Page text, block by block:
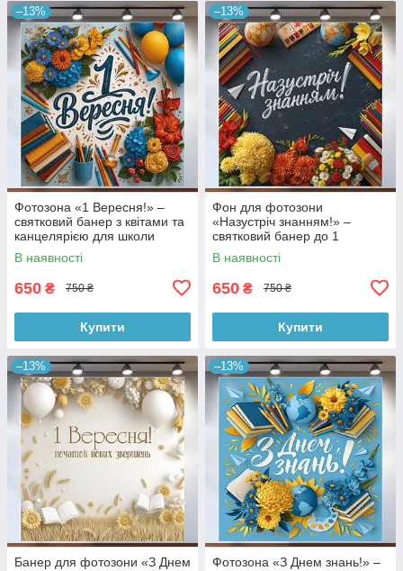
–13%
Фотозона «1 Вересня!» –
святковий банер з квітами та
канцелярією для школи
120x120см, №41116
В наявності
650 ₴ 750 ₴
Купити
–13%
Фон для фотозони
«Назустріч знанням!» –
святковий банер до 1
Вересня для школи
120x120см, №41124
В наявності
650 ₴ 750 ₴
Купити
–13%
Банер для фотозони «З Днем
–13%
Фотозона «З Днем знань!» –